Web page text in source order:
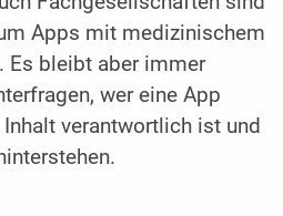
Apps mit medizinischem
Es bleibt aber immer
wer eine App
verantwortlich ist und